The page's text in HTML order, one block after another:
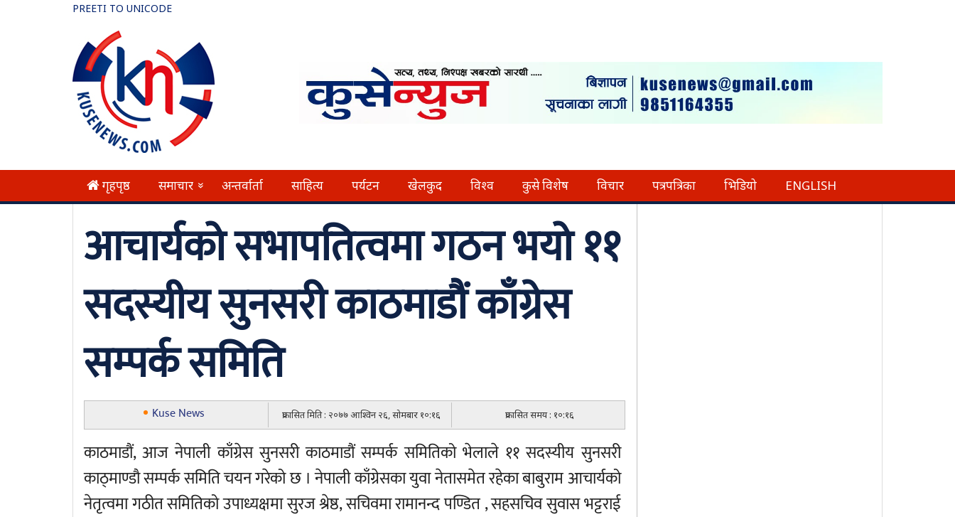
PREETI TO UNICODE
गृहपृष्ठ समाचार » अन्तर्वार्ता साहित्य पर्यटन खेलकुद विश्व कुसे विशेष विचार पत्रपत्रिका भिडियो ENGLISH
आचार्यको सभापतित्वमा गठन भयो ११
सदस्यीय सुनसरी काठमाडौं काँग्रेस
सम्पर्क समिति
Kuse News प्रकासित मिति : २०७७ आश्विन २६, सोमबार १०:१६ प्रकासित समय : १०:१६
काठमाडौं, आज नेपाली काँग्रेस सुनसरी काठमाडौं सम्पर्क समितिको भेलाले ११ सदस्यीय सुनसरी
काठ्माण्डौ सम्पर्क समिति चयन गरेको छ । नेपाली काँग्रेसका युवा नेतासमेत रहेका बाबुराम आचार्यको
नेतृत्वमा गठीत समितिको उपाध्यक्षमा सुरज श्रेष्ठ, सचिवमा रामानन्द पण्डित , सहसचिव सुवास भट्टराई